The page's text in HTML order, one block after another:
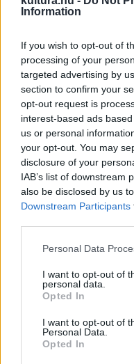
Information
If you wish to opt-out of
processing of your
targeted advertising by
section to confirm your
opt-out request is
interest-based ads
us or personal
your opt-out. You may
disclosure of your
IAB’s list of downstream
also be disclosed by us
Downstream Participants
Please note that this
not limited to your visit
grant or deny consent to
use your data for below
consent section.
Personal Data
I want to opt-out of
personal data.
Opted In
I want to opt-out of
Personal Data.
Opted In
December 9-én
amit kérnek” – vallotta
napon született a
érdemes és kiváló
örökös tagja,
SZÍNPAD
Orvos akart
December 9-én ünnepli
György Kossuth-díjas
kiváló művész, 2012-től
többek között Bakócz
közönség.
SZÍNPAD
Koltai Róbert és
a Madách-díjat